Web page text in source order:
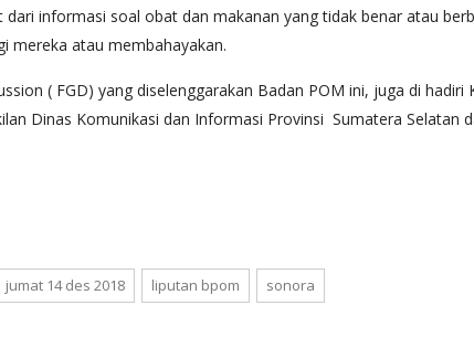
informasi soal obat dan makanan yang tidak benar atau
mereka atau membahayakan.
( FGD) yang diselenggarakan Badan POM ini, juga di
Dinas Komunikasi dan Informasi Provinsi Sumatera Selatan
jumat 14 des 2018 liputan bpom sonora